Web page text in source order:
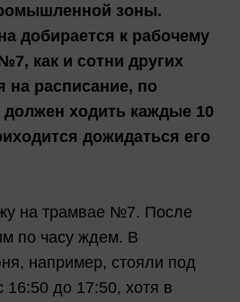
зоны.
добирается к рабочему
как и сотни других
на расписание, по
ходить каждые 10
дожидаться его
на трамвае №7. После
по часу ждем. В
например, стояли под
до 17:50, хотя в